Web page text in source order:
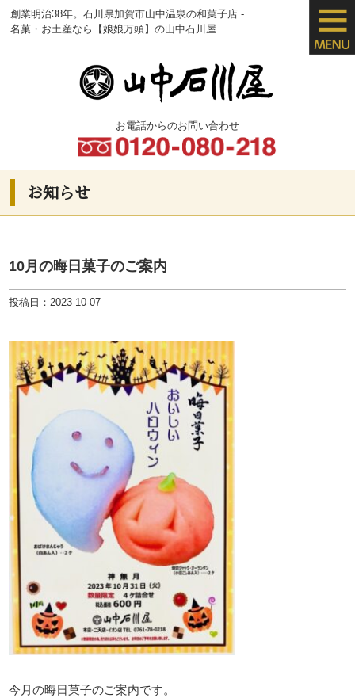
創業明治38年。石川県加賀市山中温泉の和菓子店 -
名菓・お土産なら【娘娘万頭】の山中石川屋
お電話からのお問い合わせ
お知らせ
10月の晦日菓子のご案内
投稿日：2023-10-07
今月の晦日菓子のご案内です。